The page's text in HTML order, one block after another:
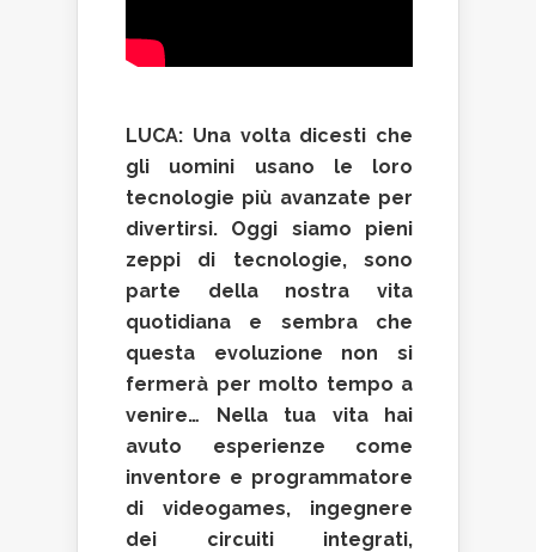
LUCA: Una volta dicesti che
gli uomini usano le loro
tecnologie più avanzate per
divertirsi. Oggi siamo pieni
zeppi di tecnologie, sono
parte della nostra vita
quotidiana e sembra che
questa evoluzione non si
fermerà per molto tempo a
venire… Nella tua vita hai
avuto esperienze come
inventore e programmatore
di videogames, ingegnere
dei circuiti integrati,